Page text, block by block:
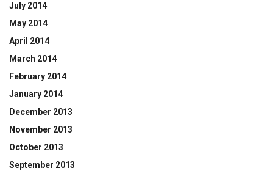
July 2014
May 2014
April 2014
March 2014
February 2014
January 2014
December 2013
November 2013
October 2013
September 2013